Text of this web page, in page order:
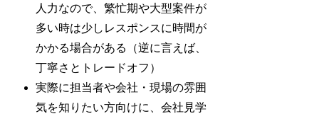
人力なので、繁忙期や大型案件が
多い時は少しレスポンスに時間が
かかる場合がある（逆に言えば、
丁寧さとトレードオフ）
実際に担当者や会社・現場の雰囲
気を知りたい方向けに、会社見学